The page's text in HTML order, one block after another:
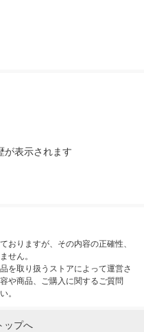
が表示されます
おりますが、その内容の正確性、
せん。
を取り扱うストアによって運営さ
や商品、ご購入に関するご質問
。
ップへ